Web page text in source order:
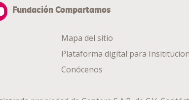
Fundación Compartamos
Mapa del sitio
Plataforma digital para
Conócenos